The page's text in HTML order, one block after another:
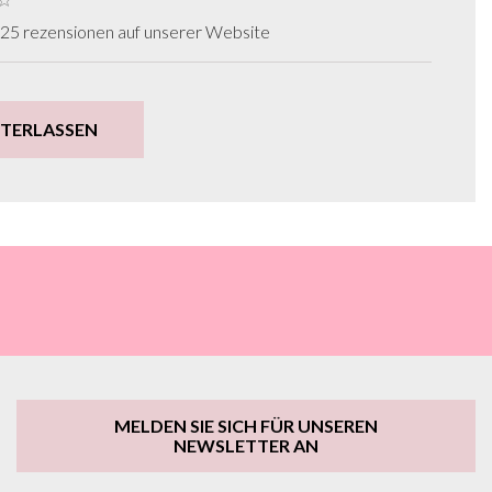
rezensionen auf unserer Website
MELDEN SIE SICH FÜR UNSEREN
NEWSLETTER AN